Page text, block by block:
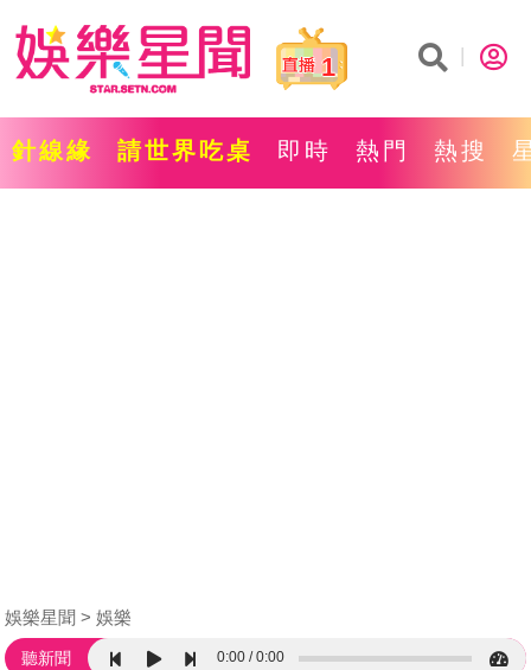
1
針線緣 請世界吃桌 即時 熱門 熱搜
娛樂星聞 娛樂
聽新聞 0:00 0:00